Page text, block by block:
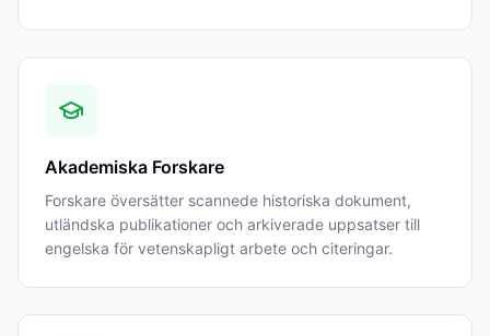
Akademiska Forskare
Forskare översätter scannede historiska dokument,
utländska publikationer och arkiverade uppsatser till
engelska för vetenskapligt arbete och citeringar.